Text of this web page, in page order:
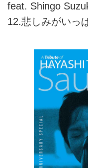
feat. Shingo
12.悲しみがいっ